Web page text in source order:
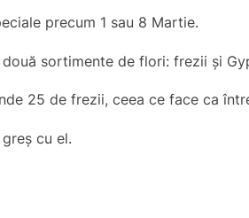
precum 1 sau 8 Martie.
sortimente de flori: frezii și
25 de frezii, ceea ce face ca
cu el.